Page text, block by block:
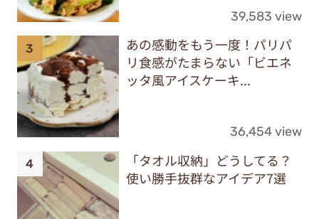
39,583 view
あの感動をもう一度！パリパ
リ食感がたまらない「ビエネ
ッタ風アイスケーキ...
36,454 view
「タオル収納」どうしてる？
使い勝手抜群なアイデア7選